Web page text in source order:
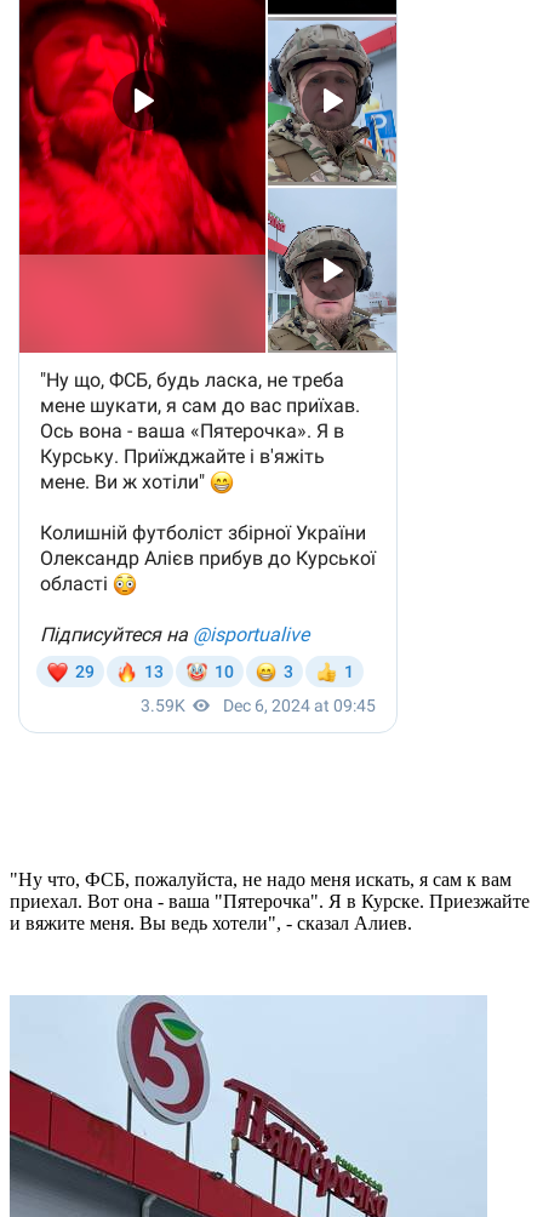
"Ну что, ФСБ, пожалуйста, не надо меня искать, я сам к вам
приехал. Вот она - ваша "Пятерочка". Я в Курске. Приезжайте
и вяжите меня. Вы ведь хотели", - сказал Алиев.